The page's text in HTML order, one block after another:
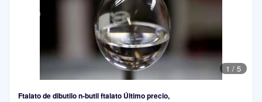
1 / 5
Ftalato de dibutilo n-butil ftalato Último precio,